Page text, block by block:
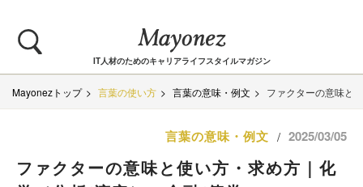
IT人材のためのキャリアライフスタイルマガジン
Mayonezトップ 言葉の使い方 言葉の意味・例文 ファクターの意味と
言葉の意味・例文 / 2025/03/05
ファクターの意味と使い方・求め方｜化